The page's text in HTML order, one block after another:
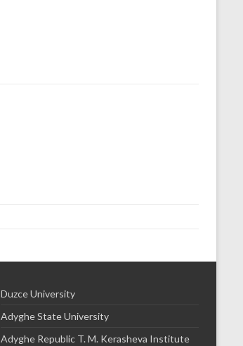
Duzce University
Adyghe State University
Adyghe Republic T. M. Kerasheva Institute